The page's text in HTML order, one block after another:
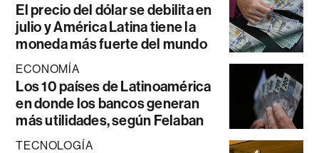
El precio del dólar se debilita en
julio y América Latina tiene la
moneda más fuerte del mundo
ECONOMÍA
Los 10 países de Latinoamérica
en donde los bancos generan
más utilidades, según Felaban
TECNOLOGÍA